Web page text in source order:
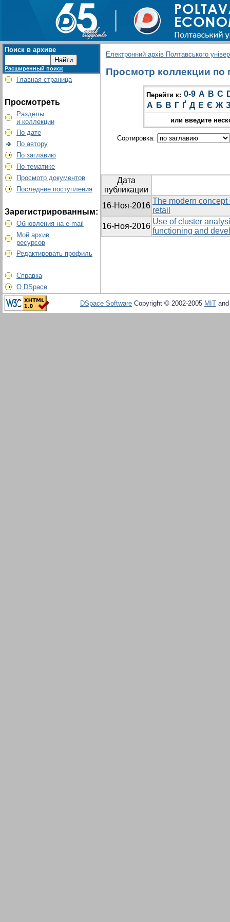
Поиск в архиве
Расширенный поиск
Главная страница
Просмотреть
Разделы
и коллекции
По дате
По автору
По заглавию
По тематике
Просмотр документов
Последние поступления
Зарегистрированным:
Обновления на e-mail
Мой архив
ресурсов
Редактировать профиль
Справка
О DSpace
Електронний архів Полтавського
Просмотр коллекции по
Перейти к: 0-9 A B C
А Б В Г Ґ Д Е Є Ж
или введите
Сортировка:
Дата
публикации
16-Ноя-2016
The modern
retail
16-Ноя-2016
Use of cluster
functioning and
DSpace Software Copyright © 2002-2005 MIT